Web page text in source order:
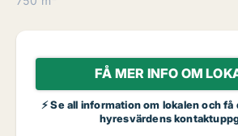
FÅ MER INFO OM
⚡ Se all information om lokalen och
hyresvärdens